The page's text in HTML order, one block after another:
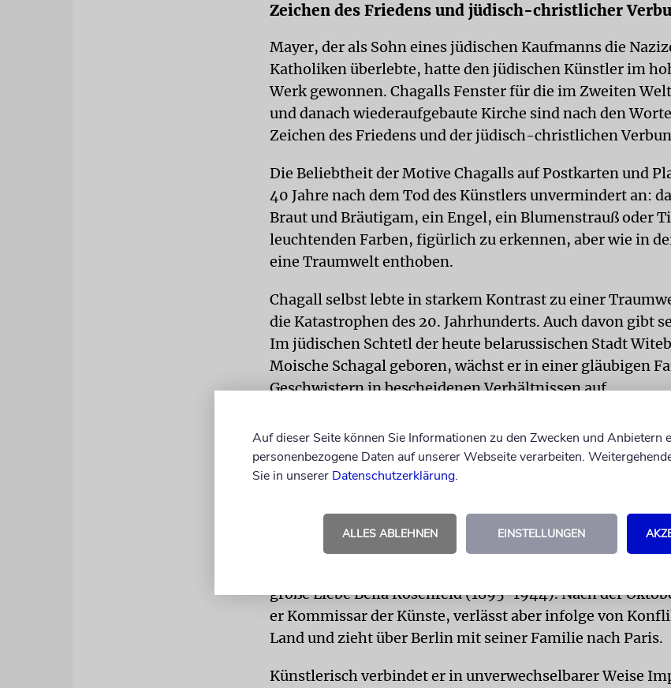
Zeichen des Friedens und jüdisch-christlicher
Mayer, der als Sohn eines jüdischen Kaufmanns die
Katholiken überlebte, hatte den jüdischen Künstler im
Werk gewonnen. Chagalls Fenster für die im Zweiten
und danach wiederaufgebaute Kirche sind nach den
Zeichen des Friedens und der jüdisch-christlichen
Die Beliebtheit der Motive Chagalls auf Postkarten und
40 Jahre nach dem Tod des Künstlers unvermindert an:
Braut und Bräutigam, ein Engel, ein Blumenstrauß oder
leuchtenden Farben, figürlich zu erkennen, aber wie in
eine Traumwelt enthoben.
Chagall selbst lebte in starkem Kontrast zu einer
die Katastrophen des 20. Jahrhunderts. Auch davon gibt
Im jüdischen Schtetl der heute belarussischen Stadt
Moische Schagal geboren, wächst er in einer gläubigen
Geschwistern in bescheidenen Verhältnissen auf.
Schon als Jugendlicher nimmt Chagall Malunterricht
der damaligen russischen Hauptstadt St. Petersburg.
französischen Avantgarde auf. Doch von einem
nicht wieder nach Paris zurückkehren: Der Erste
große Liebe Bella Rosenfeld (1895-1944). Nach der
er Kommissar der Künste, verlässt aber infolge von
Land und zieht über Berlin mit seiner Familie nach Paris.
Künstlerisch verbindet er in unverwechselbarer Weise
Auf dieser Seite können Sie Informationen zu den Zwecken und Anbietern
personenbezogene Daten auf unserer Webseite verarbeiten.
Sie in unserer Datenschutzerklärung.
ALLES ABLEHNEN EINSTELLUNGEN